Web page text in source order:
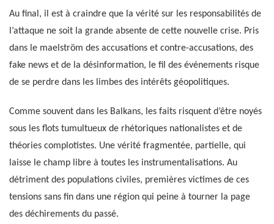
Au final, il est à craindre que la vérité sur les responsabilités de
l’attaque ne soit la grande absente de cette nouvelle crise. Pris
dans le maelström des accusations et contre-accusations, des
fake news et de la désinformation, le fil des événements risque
de se perdre dans les limbes des intérêts géopolitiques.
Comme souvent dans les Balkans, les faits risquent d’être noyés
sous les flots tumultueux de rhétoriques nationalistes et de
théories complotistes. Une vérité fragmentée, partielle, qui
laisse le champ libre à toutes les instrumentalisations. Au
détriment des populations civiles, premières victimes de ces
tensions sans fin dans une région qui peine à tourner la page
des déchirements du passé.